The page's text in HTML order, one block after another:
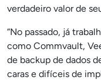
verdadeiro valor de
“No passado, já
como Commvault,
de backup de dados
caras e difíceis de